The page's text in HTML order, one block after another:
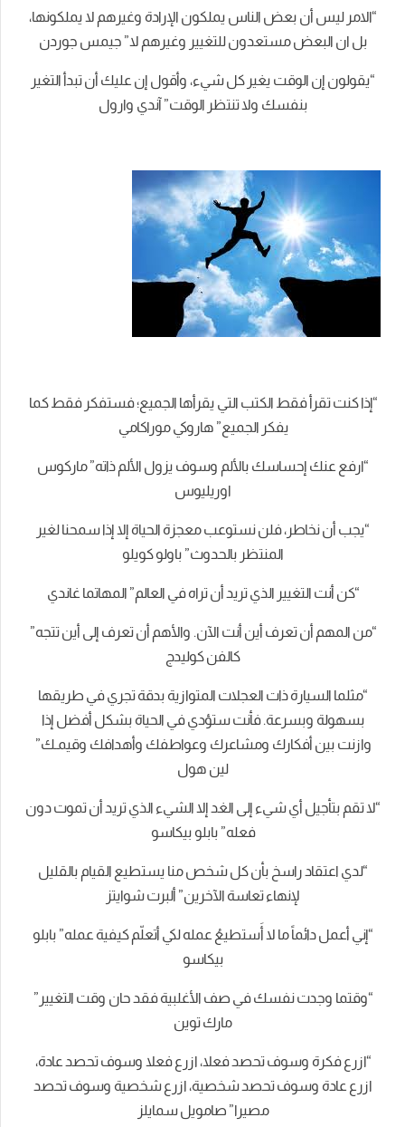
“الامر ليس أن بعض الناس يملكون الإرادة وغيرهم لا يملكونها،
بل ان البعض مستعدون للتغيير وغيرهم لا” جيمس جوردن
“يقولون إن الوقت يغير كل شيء، وأقول إن عليك أن تبدأ التغير
بنفسك ولا تنتظر الوقت” آندي وارول
“إذا كنت تقرأ فقط الكتب التي يقرأها الجميع؛ فستفكر فقط كما
يفكر الجميع” هاروكي موراكامي
“ارفع عنك إحساسك بالألم وسوف يزول الألم ذاته” ماركوس
اوريليوس
“يجب أن نخاطر، فلن نستوعب معجزة الحياة إلا إذا سمحنا لغير
المنتظر بالحدوث” باولو كويلو
“كن أنت التغيير الذي تريد أن تراه في العالم” المهاتما غاندي
“من المهم أن تعرف أين أنت الآن. والأهم أن تعرف إلى أين تتجه”
كالفن كوليدج
“مثلما السيارة ذات العجلات المتوازية بدقة تجري في طريقها
بسهولة وبسرعة. فأنت ستؤدي في الحياة بشكل أفضل إذا
وازنت بين أفكارك ومشاعرك وعواطفك وأهدافك وقيمـك”
لين هول
“لا تقم بتأجيل أي شيء إلى الغد إلا الشيء الذي تريد أن تموت دون
فعله” بابلو بيكاسو
“لدي اعتقاد راسخ بأن كل شخص منا يستطيع القيام بالقليل
لإنهاء تعاسة الآخرين” ألبرت شوايتز
“إني أعمل دائماً ما لا أَستطيعُ عمله لكي أتعلّم كيفية عمله” بابلو
بيكاسو
“وقتما وجدت نفسك في صف الأغلبية فقد حان وقت التغيير”
مارك توين
“ازرع فكرة وسوف تحصد فعلا، ازرع فعلا وسوف تحصد عادة،
ازرع عادة وسوف تحصد شخصية، ازرع شخصية وسوف تحصد
مصيرا” صامويل سمايلز